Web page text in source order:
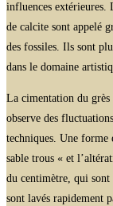
influences extérieures.
de calcite sont appelé
des fossiles. Ils sont
dans le domaine
La cimentation du grès
observe des
techniques. Une forme
sable trous « et
du centimètre, qui
sont lavés rapidement